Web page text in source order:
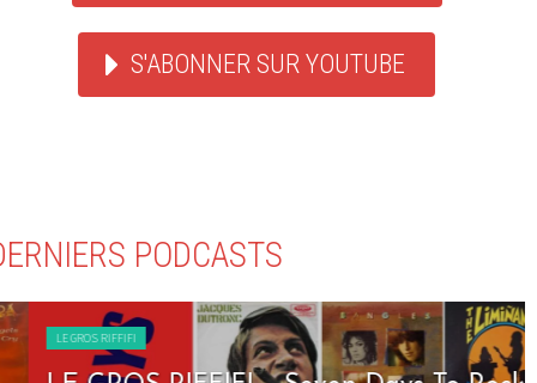
S'ABONNER SUR YOUTUBE
PODCASTS
LE GROS RIFFIFI